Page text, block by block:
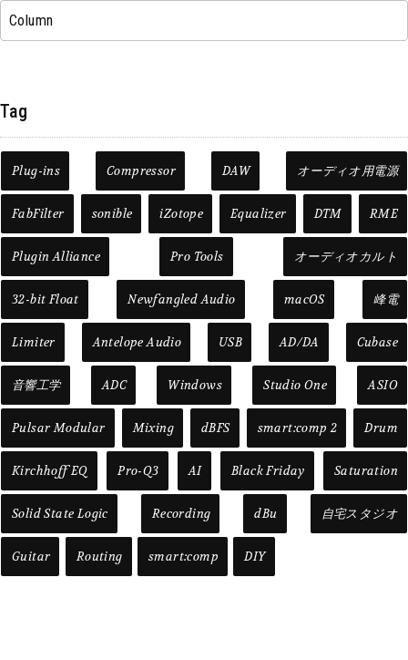
Column
Tag
Plug-ins Compressor DAW オーディオ用電源
FabFilter sonible iZotope Equalizer DTM RME
Plugin Alliance Pro Tools オーディオカルト
32-bit Float Newfangled Audio macOS 峰電
Limiter Antelope Audio USB AD/DA Cubase
音響工学 ADC Windows Studio One ASIO
Pulsar Modular Mixing dBFS smart:comp 2 Drum
Kirchhoff EQ Pro-Q3 AI Black Friday Saturation
Solid State Logic Recording dBu 自宅スタジオ
Guitar Routing smart:comp DIY